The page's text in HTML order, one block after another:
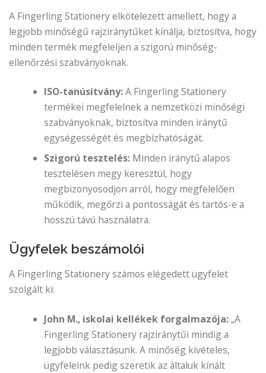
A Fingerling Stationery elkötelezett amellett, hogy a
legjobb minőségű rajziránytűket kínálja, biztosítva, hogy
minden termék megfeleljen a szigorú minőség-
ellenőrzési szabványoknak.
ISO-tanúsítvány:A Fingerling Stationery
termékei megfelelnek a nemzetközi minőségi
szabványoknak, biztosítva minden iránytű
egységességét és megbízhatóságát.
Szigorú tesztelés: Minden iránytű alapos
tesztelésen megy keresztül, hogy
megbizonyosodjon arról, hogy megfelelően
működik, megőrzi a pontosságát és tartós-e a
hosszú távú használatra.
Ügyfelek beszámolói
A Fingerling Stationery számos elégedett ügyfelet
szolgált ki:
John M., iskolai kellékek forgalmazója: „A
Fingerling Stationery rajziránytűi mindig a
legjobb választásunk. A minőség kivételes,
ügyfeleink pedig szeretik az általuk kínált